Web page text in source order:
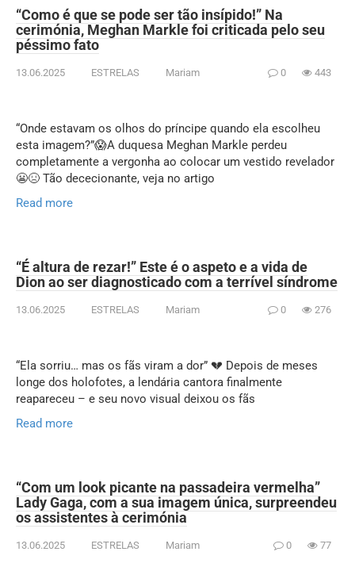
“Como é que se pode ser tão insípido!” Na
cerimónia, Meghan Markle foi criticada pelo seu
péssimo fato
13.06.2025 ESTRELAS Mariam 0 443
“Onde estavam os olhos do príncipe quando ela escolheu
esta imagem?”😱A duquesa Meghan Markle perdeu
completamente a vergonha ao colocar um vestido revelador
😬😣 Tão dececionante, veja no artigo
Read more
“É altura de rezar!” Este é o aspeto e a vida de
Dion ao ser diagnosticado com a terrível síndrome
13.06.2025 ESTRELAS Mariam 0 276
“Ela sorriu… mas os fãs viram a dor” 💔 Depois de meses
longe dos holofotes, a lendária cantora finalmente
reapareceu – e seu novo visual deixou os fãs
Read more
“Com um look picante na passadeira vermelha”
Lady Gaga, com a sua imagem única, surpreendeu
os assistentes à cerimónia
13.06.2025 ESTRELAS Mariam 0 77